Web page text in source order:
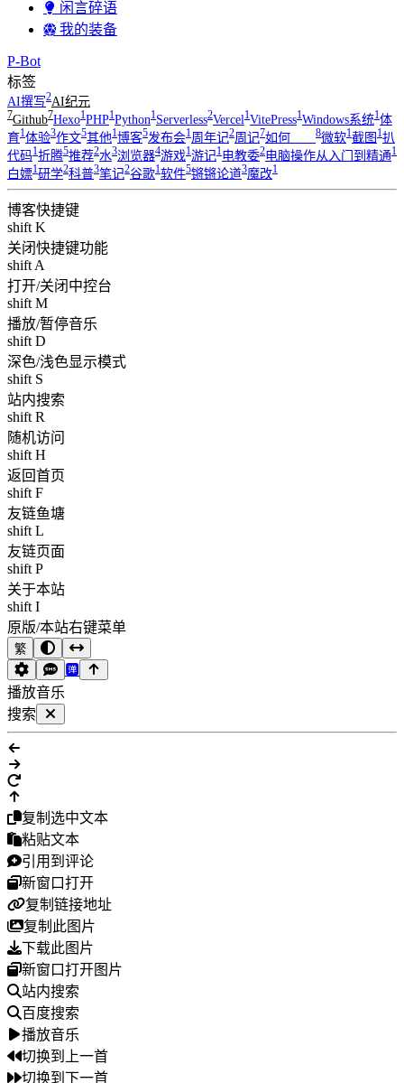
闲言碎语
我的装备
P-Bot
标签
AI撰写2AI纪元
7Github7Hexo1PHP1Python1Serverless2Vercel1VitePress1Windows系统1体
育1体验3作文5其他1博客5发布会1周年记2周记7如何____ 8微软1截图 1扒
代码1折腾5推荐2水3浏览器4游戏1游记1电教委2电脑操作从入门到精通1
白嫖1研学2科普3笔记2谷歌1软件5锵锵论道3魔改1
博客快捷键
shift K
关闭快捷键功能
shift A
打开/关闭中控台
shift M
播放/暂停音乐
shift D
深色/浅色显示模式
shift S
站内搜索
shift R
随机访问
shift H
返回首页
shift F
友链鱼塘
shift L
友链页面
shift P
关于本站
shift I
原版/本站右键菜单
繁
播放音乐
搜索
复制选中文本
粘贴文本
引用到评论
新窗口打开
复制链接地址
复制此图片
下载此图片
新窗口打开图片
站内搜索
百度搜索
播放音乐
切换到上一首
切换到下一首